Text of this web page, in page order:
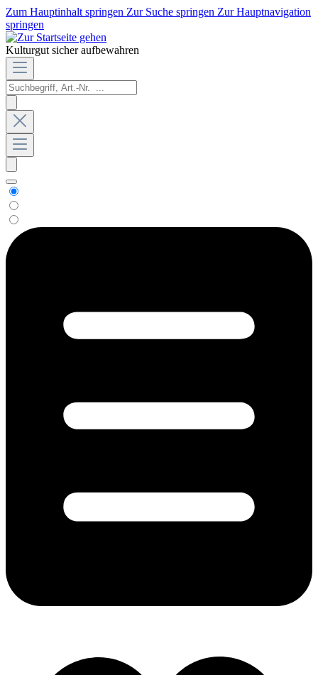
Zum Hauptinhalt springen Zur Suche springen Zur Hauptnavigation
springen
Kulturgut sicher aufbewahren